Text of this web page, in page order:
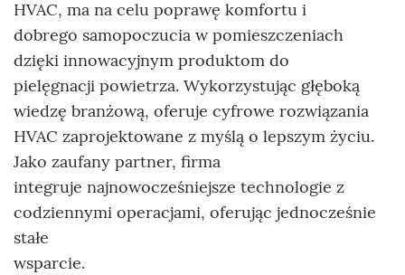
HVAC, ma na celu poprawę komfortu i
dobrego samopoczucia w pomieszczeniach
dzięki innowacyjnym produktom do
pielęgnacji powietrza. Wykorzystując głęboką
wiedzę branżową, oferuje cyfrowe rozwiązania
HVAC zaprojektowane z myślą o lepszym życiu.
Jako zaufany partner, firma
integruje najnowocześniejsze technologie z
codziennymi operacjami, oferując jednocześnie
stałe
wsparcie.